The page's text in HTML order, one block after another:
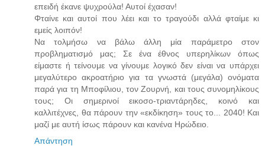
επειδή έκανε ψυχρούλα! Αυτοί έχασαν!
Φταίνε και αυτοί που λέει και το τραγούδι αλλά φταίμε κι
εμείς λοιπόν!
Να τολμήσω να βάλω άλλη μία παράμετρο στον
προβληματισμό μας; Σε ένα έθνος υπερηλίκων όπως
είμαστε ή τείνουμε να γίνουμε λογικό δεν είναι να υπάρχει
μεγαλύτερο ακροατήριο για τα γνωστά (μεγάλα) ονόματα
παρά για τη Μποφίλιου, τον Ζουρνή, και τους συνομηλίκους
τους; Οι σημερινοί εικοσο-τριαντάρηδες, κοινό και
καλλιτέχνες, θα πάρουν την «εκδίκηση» τους το... 2040! Και
μαζί με αυτή ίσως πάρουν και κανένα Ηρώδειο.
Απάντηση